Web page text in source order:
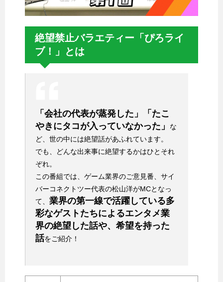
絶望禁止バラエティー「ぴろライ
ブ！」とは
「会社の代表が蒸発した」「たこ
やきにタコが入っていなかった」
な
ど、世の中には絶望話があふれています。
でも、どんな出来事に絶望するかはひとそれ
ぞれ。
この番組では、ゲーム業界のご意見番、サイ
バーコネクトツー代表の松山洋がMCとなっ
て、 業界の第一線で活躍している多
彩なゲストたちによるエンタメ業
界の絶望した話や、希望を持った
話をご紹介！